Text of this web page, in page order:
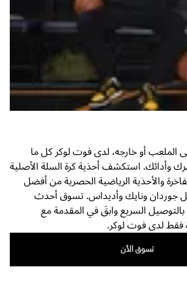
أو خارجه، لدى فوت لوكر كل ما
وأدائك. استكشف أحذية كرة السلة الأصلية
والأحذية الرياضية الحصرية من أفضل
جوردان ونايك وأديداس. تسوق أحدث
السريع وابقَ في المقدمة مع
فقط لدى فوت لوكر.
تسوق الآن